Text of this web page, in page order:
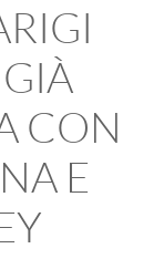
CON
E